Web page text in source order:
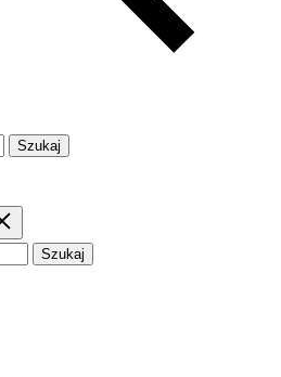
Szukaj
Szukaj